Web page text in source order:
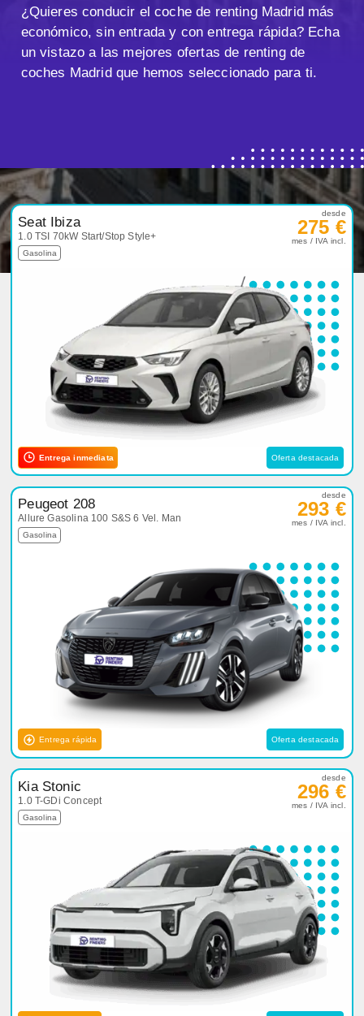
¿Quieres conducir el coche de renting Madrid más
económico, sin entrada y con entrega rápida? Echa
un vistazo a las mejores ofertas de renting de
coches Madrid que hemos seleccionado para ti.
Seat Ibiza
1.0 TSI 70kW Start/Stop Style+
Gasolina
desde
275 €
mes / IVA incl.
Entrega inmediata Oferta destacada
Peugeot 208
Allure Gasolina 100 S&S 6 Vel. Man
Gasolina
desde
293 €
mes / IVA incl.
Entrega rápida Oferta destacada
Kia Stonic
1.0 T-GDi Concept
Gasolina
desde
296 €
mes / IVA incl.